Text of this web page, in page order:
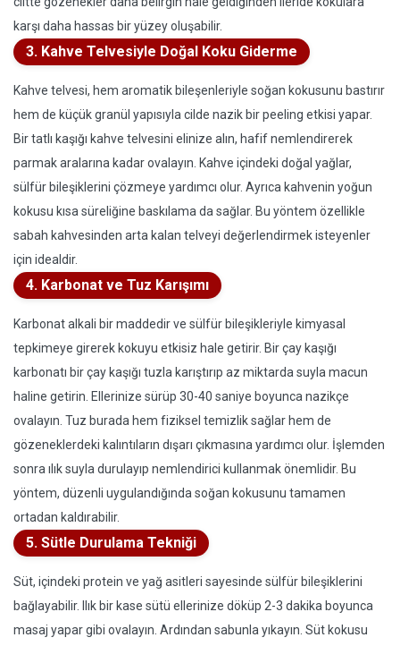
karşı daha hassas bir yüzey oluşabilir.
3. Kahve Telvesiyle Doğal Koku Giderme
Kahve telvesi, hem aromatik bileşenleriyle soğan kokusunu bastırır
hem de küçük granül yapısıyla cilde nazik bir peeling etkisi yapar.
Bir tatlı kaşığı kahve telvesini elinize alın, hafif nemlendirerek
parmak aralarına kadar ovalayın. Kahve içindeki doğal yağlar,
sülfür bileşiklerini çözmeye yardımcı olur. Ayrıca kahvenin yoğun
kokusu kısa süreliğine baskılama da sağlar. Bu yöntem özellikle
sabah kahvesinden arta kalan telveyi değerlendirmek isteyenler
için idealdir.
4. Karbonat ve Tuz Karışımı
Karbonat alkali bir maddedir ve sülfür bileşikleriyle kimyasal
tepkimeye girerek kokuyu etkisiz hale getirir. Bir çay kaşığı
karbonatı bir çay kaşığı tuzla karıştırıp az miktarda suyla macun
haline getirin. Ellerinize sürüp 30-40 saniye boyunca nazikçe
ovalayın. Tuz burada hem fiziksel temizlik sağlar hem de
gözeneklerdeki kalıntıların dışarı çıkmasına yardımcı olur. İşlemden
sonra ılık suyla durulayıp nemlendirici kullanmak önemlidir. Bu
yöntem, düzenli uygulandığında soğan kokusunu tamamen
ortadan kaldırabilir.
5. Sütle Durulama Tekniği
Süt, içindeki protein ve yağ asitleri sayesinde sülfür bileşiklerini
bağlayabilir. Ilık bir kase sütü ellerinize döküp 2-3 dakika boyunca
masaj yapar gibi ovalayın. Ardından sabunla yıkayın. Süt kokusu